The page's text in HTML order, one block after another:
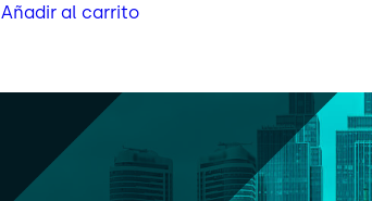
Añadir al carrito